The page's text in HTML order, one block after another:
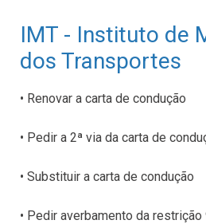
IMT - Instituto de
dos Transportes
• Renovar a carta de condução
• Pedir a 2ª via da carta de
• Substituir a carta de condução
• Pedir averbamento da restrição